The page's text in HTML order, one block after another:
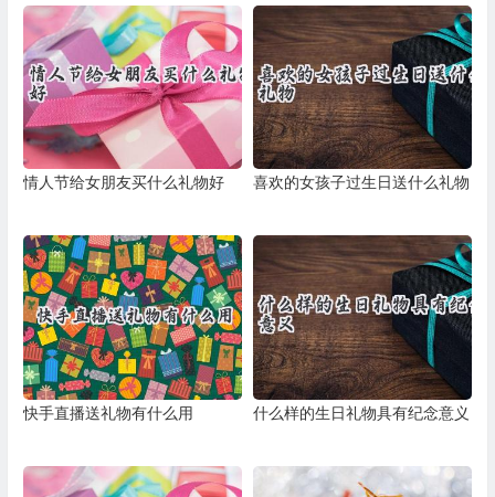
情人节给女朋友买什么礼物好 喜欢的女孩子过生日送什么礼物
快手直播送礼物有什么用 什么样的生日礼物具有纪念意义